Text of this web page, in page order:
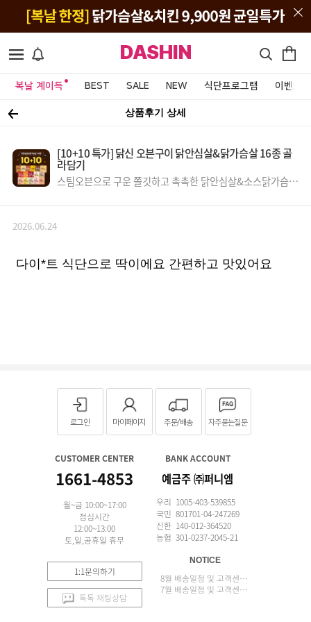
DASHIN
복날 계이득 BEST SALE NEW 식단프로그램 이벤트&
상품후기 상세
[10+10 특가] 닭신 오븐구이 닭안심살&닭가슴살 16종 골
라담기
스팀오븐으로 구운 쫄깃하고 촉촉한 닭안심살&소스닭가슴살
특가!
2026.06.24
다이*트 식단으로 딱이에요 간편하고 맛있어요
로그인 마이페이지 주문/배송 자주묻는질문
CUSTOMER CENTER
1661-4853
월~금 10:00~17:00
점심시간
12:00~13:00
토,일,공휴일 휴무
1:1문의하기
톡톡 채팅상담
BANK ACCOUNT
예금주 ㈜퍼니엠
우리 1005-403-539855
국민 801701-04-247269
신한 140-012-364520
농협 301-0237-2045-21
NOTICE
8월 배송일정 및 고객센터 업무 안내
7월 배송일정 및 고객센터 업무 안내